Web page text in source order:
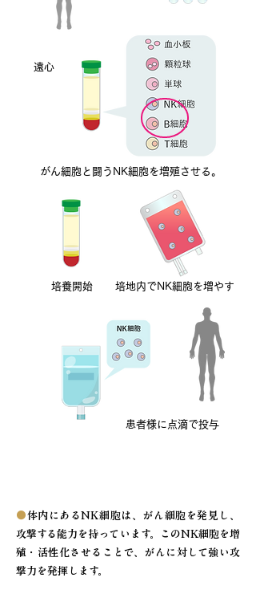
​遠心
がん細胞と闘うNK細胞を増殖させる。
培養開始 培地内でNK細胞を増やす
患者様に点滴で投与
●体内にあるNK細胞は、がん細胞を発見し、
攻撃する能力を持っています。このNK細胞を増
殖・活性化させることで、がんに対して強い攻
撃力を発揮します。